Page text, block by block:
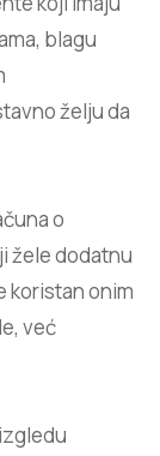
blagu
želju da
o
žele dodatnu
koristan onim
već